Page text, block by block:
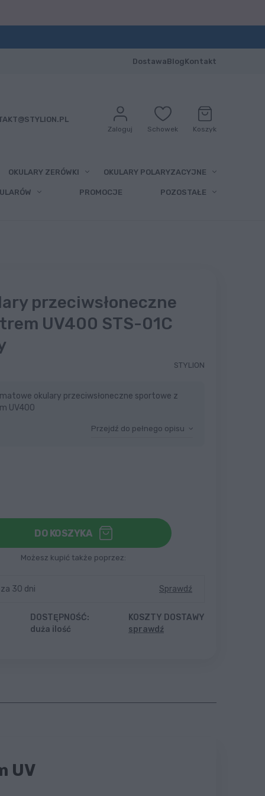
DostawaBlogKontakt
Zaloguj Schowek Koszyk
OKULARY ZERÓWKI OKULARY POLARYZACYJNE
PROMOCJE POZOSTAŁE
przeciwsłoneczne
UV400 STS-01C
STYLION
okulary przeciwsłoneczne sportowe z
UV400
Przejdź do pełnego opisu
DO KOSZYKA
Możesz kupić także poprzez:
30 dni Sprawdź
DOSTĘPNOŚĆ:
duża ilość
KOSZTY DOSTAWY
sprawdź
UV